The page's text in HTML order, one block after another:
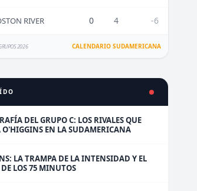
RIVER 0 4 -6
2026 CALENDARIO SUDAMERICANA
DEL GRUPO C: LOS RIVALES QUE
O'HIGGINS EN LA SUDAMERICANA
LA TRAMPA DE LA INTENSIDAD Y EL
LOS 75 MINUTOS